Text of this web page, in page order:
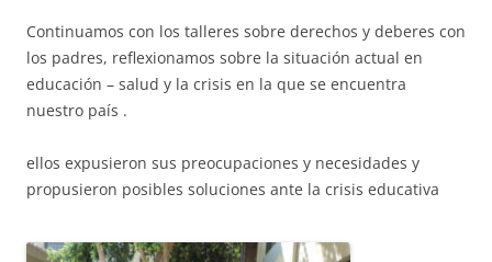
Continuamos con los talleres sobre derechos y deberes con
los padres, reflexionamos sobre la situación actual en
educación – salud y la crisis en la que se encuentra
nuestro país .
ellos expusieron sus preocupaciones y necesidades y
propusieron posibles soluciones ante la crisis educativa
CASES DE COLÒNIES
ACCIÓ SOCIAL I JOVES
ESPLAIS